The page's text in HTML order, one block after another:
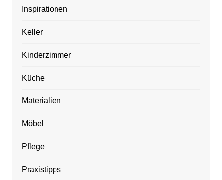
Inspirationen
Keller
Kinderzimmer
Küche
Materialien
Möbel
Pflege
Praxistipps